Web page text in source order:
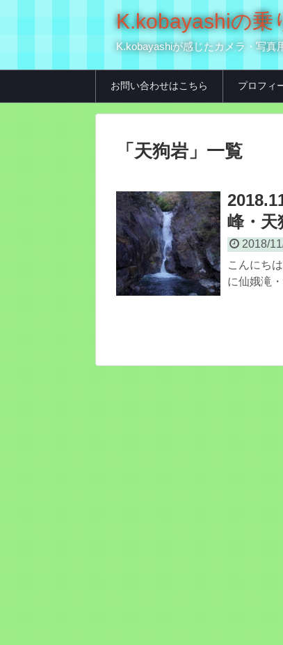
K.kobayashiの乗
K.kobayashiが感じたカメラ・写真
お問い合わせはこちら プロフィ
「 天狗岩 」 一覧
峰・天
2018/
こんにち
に仙娥滝